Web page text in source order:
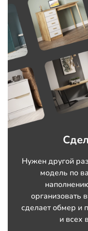
Нужен другой
модель по
организовать
сделает обмер и
и всех